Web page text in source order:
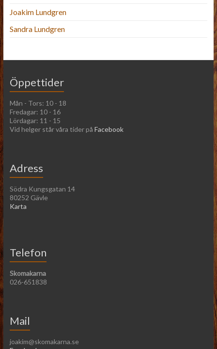
Joakim Lundgren
Sandra Lundgren
Öppettider
Mån - Tors: 10 - 18
Fredagar: 10 - 16
Lördagar: 11 - 15
Vid helger står våra tider på Facebook
Adress
Södra Kungsgatan 14
80252 Gävle
Karta
Telefon
Skomakarna
026-651838
Mail
joakim@skomakarna.se